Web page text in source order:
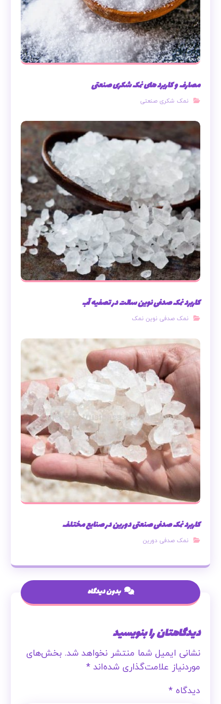
مصارف و کاربرد های نمک شکری صنعتی
نمک شکری صنعتی
کاربرد نمک صدفی نوین سالت در تصفیه آب
نمک صدفی نوین نمک
کاربرد نمک صدفی صنعتی دورین در صنایع مختلف
نمک صدفی دورین
بدون دیدگاه
دیدگاهتان را بنویسید
نشانی ایمیل شما منتشر نخواهد شد. بخش‌های
موردنیاز علامت‌گذاری شده‌اند*
دیدگاه*